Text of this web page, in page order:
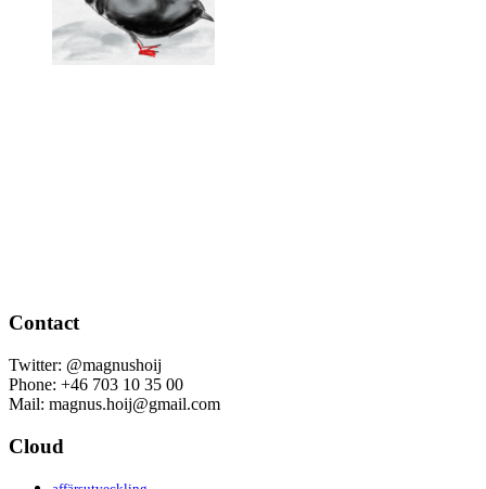
Contact
Twitter: @magnushoij
Phone: +46 703 10 35 00
Mail: magnus.hoij@gmail.com
Cloud